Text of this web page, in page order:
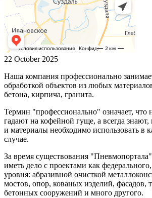
22 October 2025
Наша компания профессионально
обработкой объектов из любых
бетона, кирпича, гранита.
Термин "профессионально" означает, что
гадают на кофейной гуще, а всегда знают,
и материалы необходимо использовать в
случае.
За время существования
иметь дело с проектами как
уровня: абразивной очисткой
мостов, опор, кованых изделий, фасадов,
бетонных сооружений и много другого.